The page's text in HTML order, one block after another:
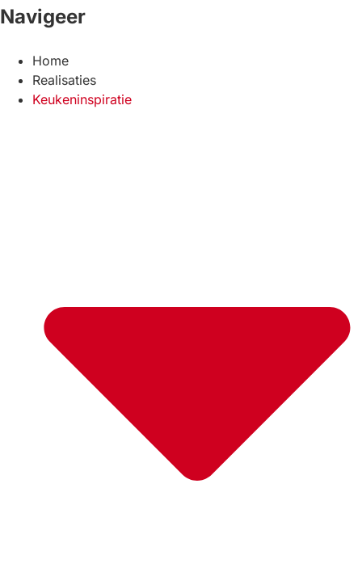
Navigeer
Home
Realisaties
Keukeninspiratie